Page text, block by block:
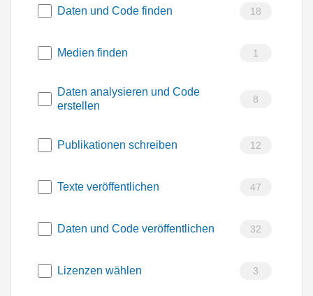
Daten und Code finden 18
Medien finden 1
Daten analysieren und Code
erstellen
8
Publikationen schreiben 12
Texte veröffentlichen 47
Daten und Code veröffentlichen 32
Lizenzen wählen 3